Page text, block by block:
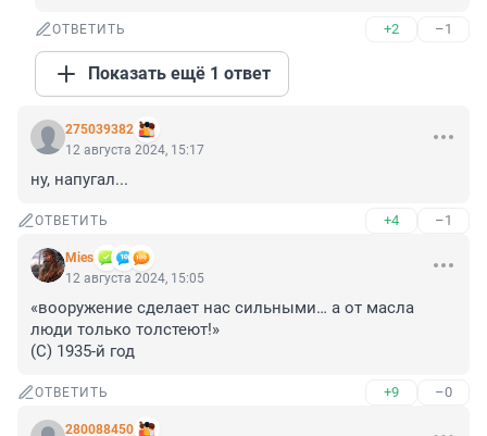
ОТВЕТИТЬ +2 –1
Показать ещё 1 ответ
275039382
12 августа 2024, 15:17
ну, напугал...
ОТВЕТИТЬ +4 –1
Mies
12 августа 2024, 15:05
«вооружение сделает нас сильными… а от масла
люди только толстеют!»
(С) 1935-й год
ОТВЕТИТЬ +9 –0
280088450